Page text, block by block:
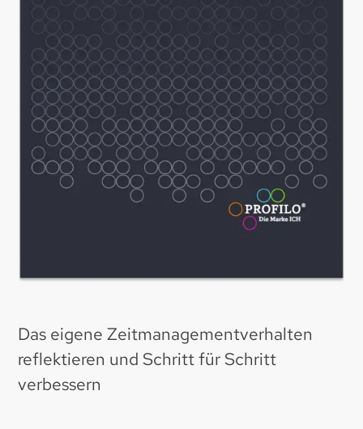
Das eigene Zeitmanagementverhalten
reflektieren und Schritt für Schritt
verbessern